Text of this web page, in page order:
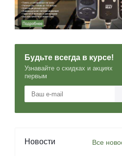
Будьте всегда в курсе!
Узнавайте о скидках и акциях
первым
Новости Все